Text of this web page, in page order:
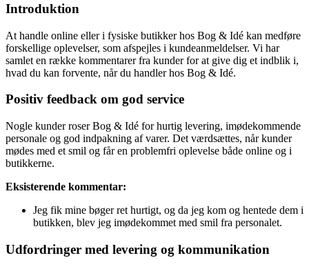
Introduktion
At handle online eller i fysiske butikker hos Bog & Idé kan medføre
forskellige oplevelser, som afspejles i kundeanmeldelser. Vi har
samlet en række kommentarer fra kunder for at give dig et indblik i,
hvad du kan forvente, når du handler hos Bog & Idé.
Positiv feedback om god service
Nogle kunder roser Bog & Idé for hurtig levering, imødekommende
personale og god indpakning af varer. Det værdsættes, når kunder
mødes med et smil og får en problemfri oplevelse både online og i
butikkerne.
Eksisterende kommentar:
Jeg fik mine bøger ret hurtigt, og da jeg kom og hentede dem i
butikken, blev jeg imødekommet med smil fra personalet.
Udfordringer med levering og kommunikation